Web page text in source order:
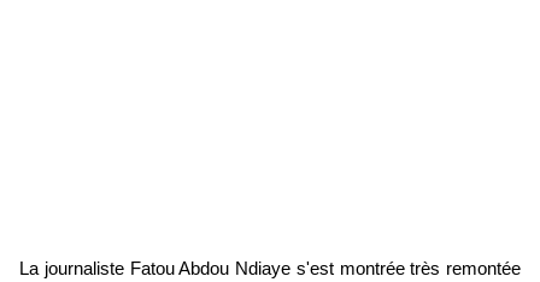
La journaliste Fatou Abdou Ndiaye s'est montrée très remontée